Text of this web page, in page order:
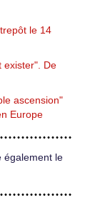
le 14
exister". De
ascension"
Europe
également le